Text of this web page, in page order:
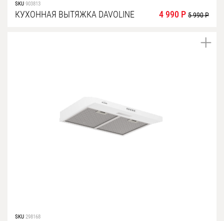
SKU 903813
КУХОННАЯ ВЫТЯЖКА DAVOLINE 4 990 Р 5 990 Р
SKU 298168